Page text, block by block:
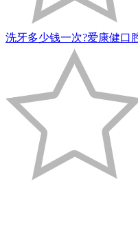
洗牙多少钱一次?爱康健口